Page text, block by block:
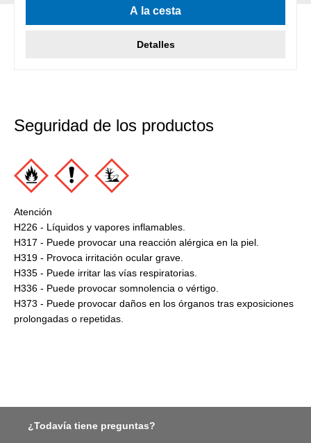
A la cesta
Detalles
Seguridad de los productos
Atención
H226 - Líquidos y vapores inflamables.
H317 - Puede provocar una reacción alérgica en la piel.
H319 - Provoca irritación ocular grave.
H335 - Puede irritar las vías respiratorias.
H336 - Puede provocar somnolencia o vértigo.
H373 - Puede provocar daños en los órganos tras exposiciones
prolongadas o repetidas.
¿Todavía tiene preguntas?